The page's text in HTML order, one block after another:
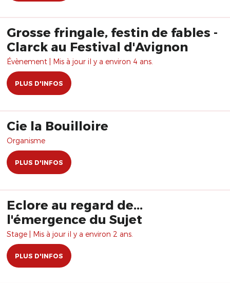
Grosse fringale, festin de fables -
Clarck au Festival d'Avignon
Évènement | Mis à jour il y a environ 4 ans.
PLUS D'INFOS
Cie la Bouilloire
Organisme
PLUS D'INFOS
Eclore au regard de...
l'émergence du Sujet
Stage | Mis à jour il y a environ 2 ans.
PLUS D'INFOS